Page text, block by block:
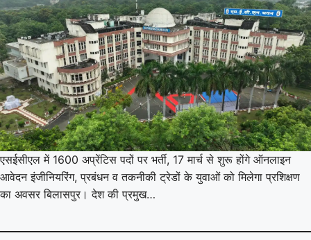
एसईसीएल में 1600 अप्रेंटिस पदों पर भर्ती, 17 मार्च से शुरू होंगे ऑनलाइन
आवेदन इंजीनियरिंग, प्रबंधन व तकनीकी ट्रेडों के युवाओं को मिलेगा प्रशिक्षण
का अवसर बिलासपुर। देश की प्रमुख…